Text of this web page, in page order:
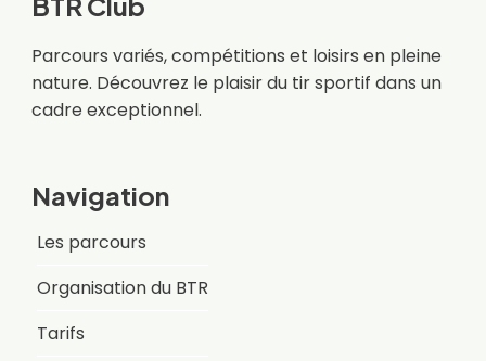
Parcours variés, compétitions et loisirs en pleine
nature. Découvrez le plaisir du tir sportif dans un
cadre exceptionnel.
Navigation
Les parcours
Organisation du BTR
Tarifs